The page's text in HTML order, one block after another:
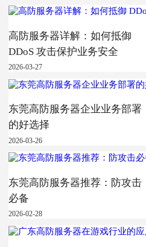
高防服务器详解：如何抵御
DDoS 攻击保护业务安全
2026-03-27
东莞高防服务器企业业务部署
的好选择
2026-03-26
东莞高防服务器推荐：防攻击
必备
2026-02-28